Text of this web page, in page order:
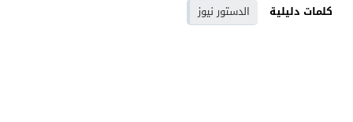
كلمات دليلية
الدستور نيوز